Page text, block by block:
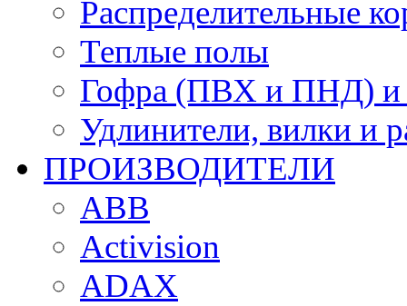
Распределительные
Теплые полы
Гофра (ПВХ и ПНД) и
Удлинители, вилки и
ПРОИЗВОДИТЕЛИ
ABB
Activision
ADAX